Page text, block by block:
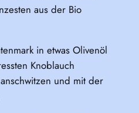
aus der Bio
in etwas Olivenöl
Knoblauch
und mit der